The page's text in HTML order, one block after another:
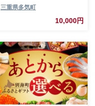
三重県多気町
10,000円